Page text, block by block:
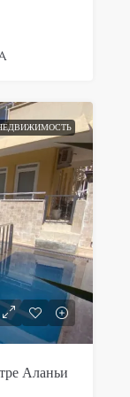
Аланьи